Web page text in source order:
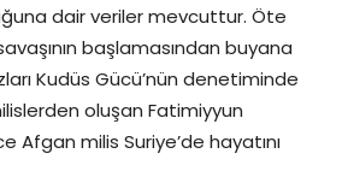
dair veriler mevcuttur. Öte
başlamasından buyana
Kudüs Gücü’nün denetiminde
oluşan Fatimiyyun
Afgan milis Suriye’de hayatını